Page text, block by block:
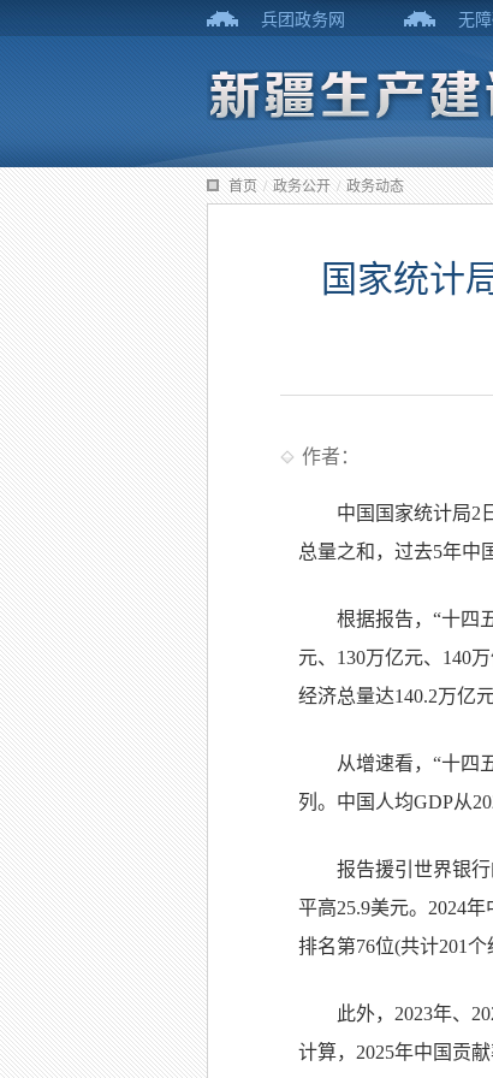
兵团政务网 无
首页 / 政务公开 / 政务动态
国家统计
作者：
中国国家统计局2
总量之和，过去5年中
根据报告，“十四
元、130万亿元、140
经济总量达140.2万亿
从增速看，“十四
列。中国人均GDP从
报告援引世界银
平高25.9美元。2024
排名第76位(共计201
此外，2023年、
计算，2025年中国贡献